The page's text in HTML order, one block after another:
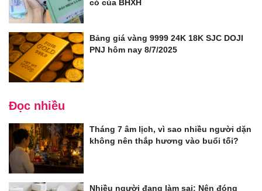
có của BHXH
Bảng giá vàng 9999 24K 18K SJC DOJI
PNJ hôm nay 8/7/2025
Đọc nhiều
Tháng 7 âm lịch, vì sao nhiều người dặn
không nên thắp hương vào buổi tối?
Nhiều người đang làm sai: Nên đóng